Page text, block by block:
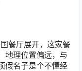
餐厅展开，这家餐
地理位置偏远，与
假名子是个不懂经